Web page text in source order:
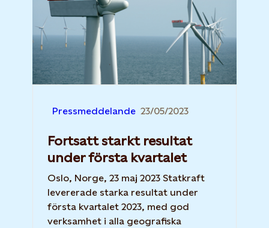
Pressmeddelande 23/05/2023
Fortsatt starkt resultat
under första kvartalet
Oslo, Norge, 23 maj 2023 Statkraft
levererade starka resultat under
första kvartalet 2023, med god
verksamhet i alla geografiska